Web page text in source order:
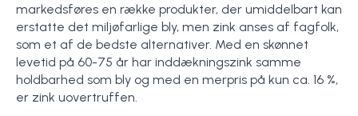
markedsføres en række produkter, der umiddelbart kan
erstatte det miljøfarlige bly, men zink anses af fagfolk,
som et af de bedste alternativer. Med en skønnet
levetid på 60-75 år har inddækningszink samme
holdbarhed som bly og med en merpris på kun ca. 16 %,
er zink uovertruffen.